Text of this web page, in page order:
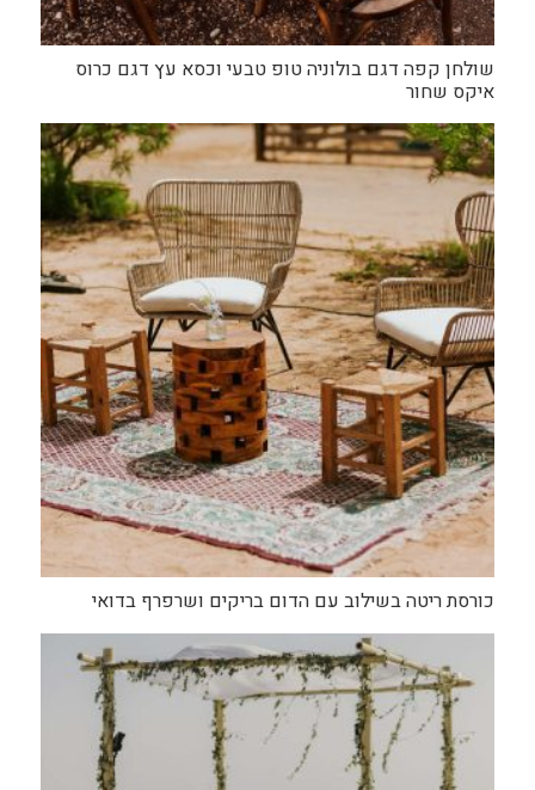
שולחן קפה דגם בולוניה טופ טבעי וכסא עץ דגם כרוס
איקס שחור
כורסת ריטה בשילוב עם הדום בריקים ושרפרף בדואי